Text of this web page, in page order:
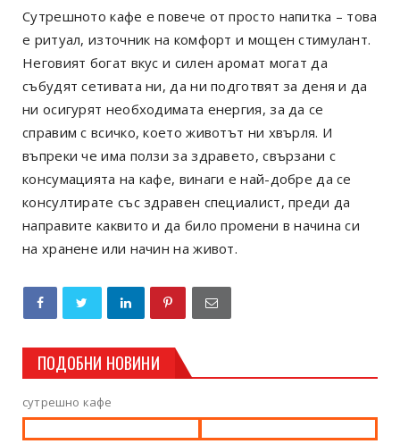
Сутрешното кафе е повече от просто напитка – това
е ритуал, източник на комфорт и мощен стимулант.
Неговият богат вкус и силен аромат могат да
събудят сетивата ни, да ни подготвят за деня и да
ни осигурят необходимата енергия, за да се
справим с всичко, което животът ни хвърля. И
въпреки че има ползи за здравето, свързани с
консумацията на кафе, винаги е най-добре да се
консултирате със здравен специалист, преди да
направите каквито и да било промени в начина си
на хранене или начин на живот.
ПОДОБНИ НОВИНИ
сутрешно кафе